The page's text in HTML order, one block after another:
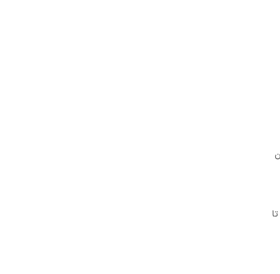
این دو کارگاه، وظیفه‌ تولید و تأمین میلگرد این کارخانه را به عهده دارند و در آنها میلگردهای ساده و آجدار از سایز ۸ تا